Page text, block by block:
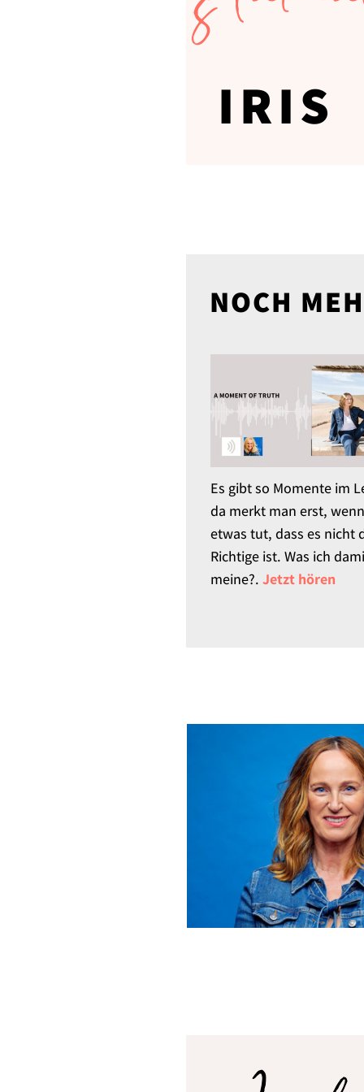
IRIS
NOCH
Es gibt so Momente im
da merkt man erst,
etwas tut, dass es nicht
Richtige ist. Was ich
meine?​.Jetzt hören